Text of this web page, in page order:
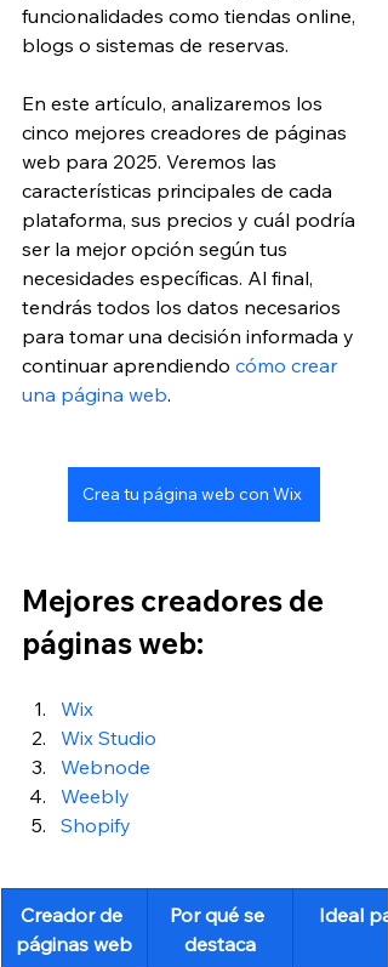
funcionalidades como tiendas online,
blogs o sistemas de reservas.
En este artículo, analizaremos los
cinco mejores creadores de páginas
web para 2025. Veremos las
características principales de cada
plataforma, sus precios y cuál podría
ser la mejor opción según tus
necesidades específicas. Al final,
tendrás todos los datos necesarios
para tomar una decisión informada y
continuar aprendiendo cómo crear
una página web.
Crea tu página web con Wix
Mejores creadores de
páginas web:
Wix
Wix Studio
Webnode
Weebly
Shopify
Creador de
páginas web
Por qué se
destaca
Ideal